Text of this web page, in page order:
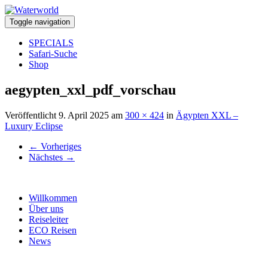
Toggle navigation
SPECIALS
Safari-Suche
Shop
aegypten_xxl_pdf_vorschau
Veröffentlicht 9. April 2025 am 300 × 424 in Ägypten XXL –
Luxury Eclipse
← Vorheriges
Nächstes →
Willkommen
Über uns
Reiseleiter
ECO Reisen
News